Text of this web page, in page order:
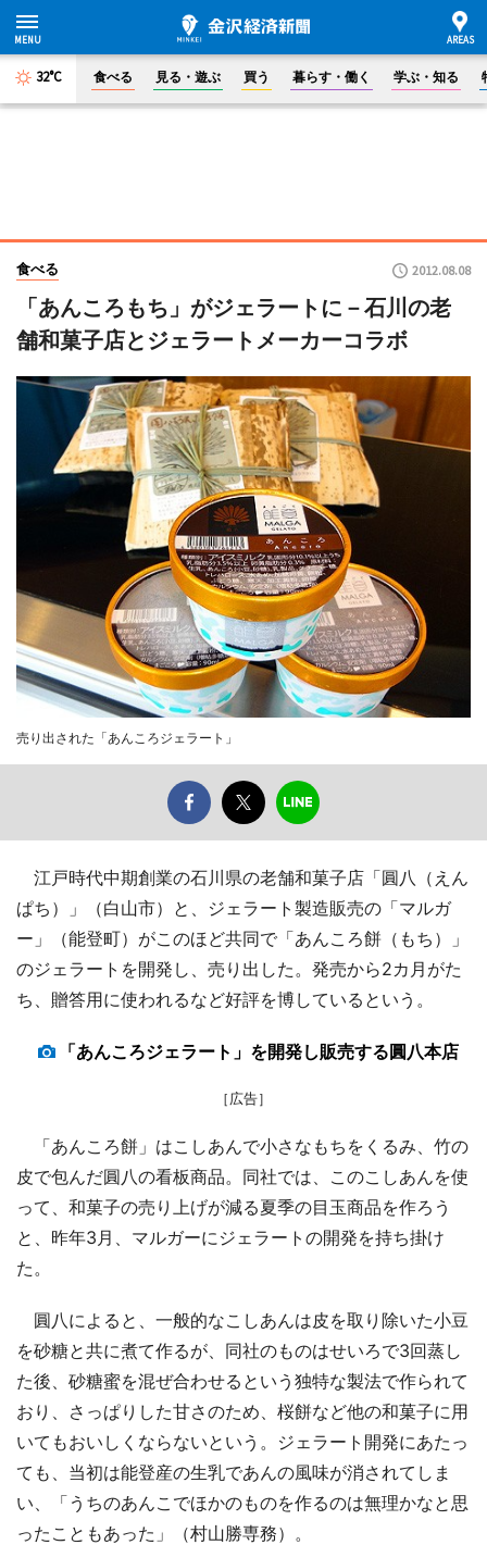
32°C 食べる 見る・遊ぶ 買う 暮らす・働く 学ぶ・知る
食べる 2012.08.08
「あんころもち」がジェラートに－石川の老
舗和菓子店とジェラートメーカーコラボ
売り出された「あんころジェラート」
江戸時代中期創業の石川県の老舗和菓子店「圓八（えん
ぱち）」（白山市）と、ジェラート製造販売の「マルガ
ー」（能登町）がこのほど共同で「あんころ餅（もち）」
のジェラートを開発し、売り出した。発売から2カ月がた
ち、贈答用に使われるなど好評を博しているという。
「あんころジェラート」を開発し販売する圓八本店
［広告］
「あんころ餅」はこしあんで小さなもちをくるみ、竹の
皮で包んだ圓八の看板商品。同社では、このこしあんを使
って、和菓子の売り上げが減る夏季の目玉商品を作ろう
と、昨年3月、マルガーにジェラートの開発を持ち掛け
た。
圓八によると、一般的なこしあんは皮を取り除いた小豆
を砂糖と共に煮て作るが、同社のものはせいろで3回蒸し
た後、砂糖蜜を混ぜ合わせるという独特な製法で作られて
おり、さっぱりした甘さのため、桜餅など他の和菓子に用
いてもおいしくならないという。ジェラート開発にあたっ
ても、当初は能登産の生乳であんの風味が消されてしま
い、「うちのあんこでほかのものを作るのは無理かなと思
ったこともあった」（村山勝専務）。